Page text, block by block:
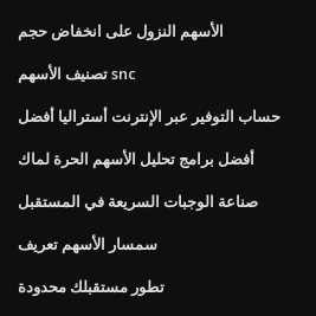
الأسهم النزول على انخفاض حجم
تصنيف الأسهم snc
حساب التوفير عبر الإنترنت أستراليا أفضل
أفضل برامج تحليل الأسهم الحرة لماك
صناعة الوجبات السريعة في المستقبل
سمسار الأسهم تعريف
تطور مستقبلك محدودة